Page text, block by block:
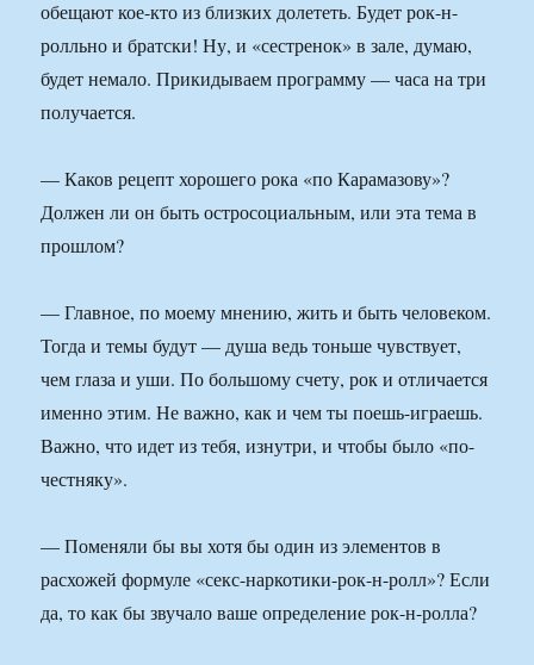
обещают кое-кто из близких долететь. Будет рок-н-
ролльно и братски! Ну, и «сестренок» в зале, думаю,
будет немало. Прикидываем программу — часа на три
получается.
— Каков рецепт хорошего рока «по Карамазову»?
Должен ли он быть остросоциальным, или эта тема в
прошлом?
— Главное, по моему мнению, жить и быть человеком.
Тогда и темы будут — душа ведь тоньше чувствует,
чем глаза и уши. По большому счету, рок и отличается
именно этим. Не важно, как и чем ты поешь-играешь.
Важно, что идет из тебя, изнутри, и чтобы было «по-
честняку».
— Поменяли бы вы хотя бы один из элементов в
расхожей формуле «секс-наркотики-рок-н-ролл»? Если
да, то как бы звучало ваше определение рок-н-ролла?